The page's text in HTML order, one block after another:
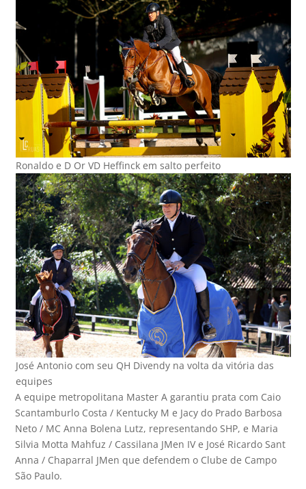
Ronaldo e D Or VD Heffinck em salto perfeito
José Antonio com seu QH Divendy na volta da vitória das
equipes
A equipe metropolitana Master A garantiu prata com Caio
Scantamburlo Costa / Kentucky M e Jacy do Prado Barbosa
Neto / MC Anna Bolena Lutz, representando SHP, e Maria
Silvia Motta Mahfuz / Cassilana JMen IV e José Ricardo Sant
Anna / Chaparral JMen que defendem o Clube de Campo
São Paulo.